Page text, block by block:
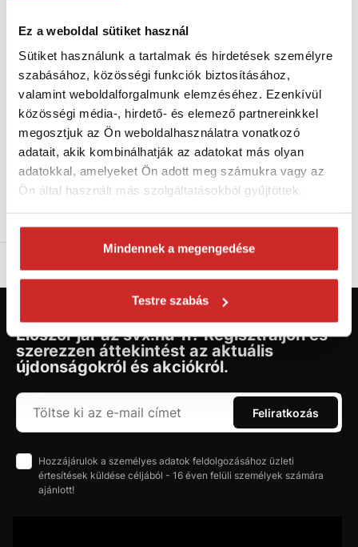
Ez a weboldal sütiket használ
Sütiket használunk a tartalmak és hirdetések személyre
szabásához, közösségi funkciók biztosításához,
valamint weboldalforgalmunk elemzéséhez. Ezenkívül
közösségi média-, hirdető- és elemező partnereinkkel
megosztjuk az Ön weboldalhasználatra vonatkozó
adatait, akik kombinálhatják az adatokat más olyan
adatokkal, amelyeket Ön adott meg számukra vagy az
Ön által használt más szolgáltatásokból gyűjtöttek.
Mindennek a megengedése
Testre szabás
EU SELECT Kábel CYYP 2Bx2,5
Névleges feszültség: 450/750
Vezeték keresztmetszete
Raktáron 562 m
Először jár az svx.hu-n? Regisztráljon és
szerezzen áttekintést az aktuális
újdonságokról és akciókról.
Feliratkozás
Hozzájárulok a személyes adatok feldolgozásához üzleti
értesítések küldése céljából - 16 éven felüli személyek számára
ajánlott!